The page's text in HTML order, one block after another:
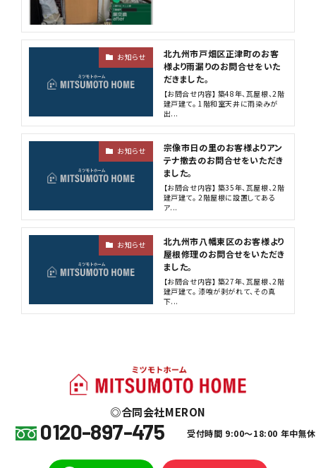
お知らせ
北九州市戸畑区正津町のお客
様より雨漏りのお問合せをいた
だきました。
【お問合せ内容】 築48年、瓦屋根、2階
建戸建て。 1階和室天井に雨染みが
出...
お知らせ
宗像市日の里のお客様よりアン
テナ撤去のお問合せをいただき
ました。
【お問合せ内容】 築35年、瓦屋根、2階
建戸建て。 2階屋根に設置してある
ア...
お知らせ
北九州市八幡東区のお客様より
屋根修理のお問合せをいただき
ました。
【お問合せ内容】 築27年、瓦屋根、2階
建戸建て。 漆喰が剥がれて、その真
下...
合同会社MERON
0120-897-475 受付時間 9:00～18:00 年中無休